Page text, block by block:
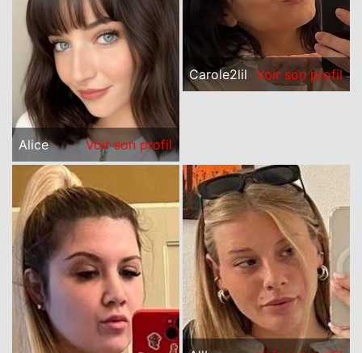
Alice Voir son profil
Carole2lil Voir son profil